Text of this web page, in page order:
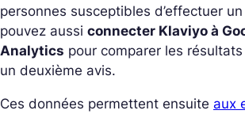
personnes susceptibles d’effectuer
pouvez aussi connecter Klaviyo à
Analytics pour comparer les
un deuxième avis.
Ces données permettent ensuite aux